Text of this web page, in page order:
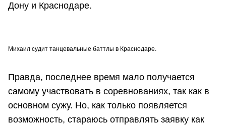
Дону и Краснодаре.
Михаил судит танцевальные баттлы в Краснодаре.
Правда, последнее время мало получается
самому участвовать в соревнованиях, так как в
основном сужу. Но, как только появляется
возможность, стараюсь отправлять заявку как